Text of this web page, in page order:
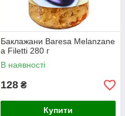
Баклажани Baresa Melanzane
a Filetti 280 г
В наявності
128 ₴
Купити